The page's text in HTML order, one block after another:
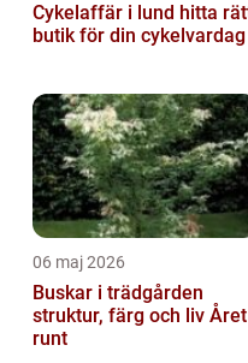
Cykelaffär i lund hitta rätt
butik för din cykelvardag
06 maj 2026
Buskar i trädgården
struktur, färg och liv Året
runt